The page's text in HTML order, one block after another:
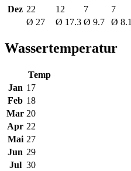
Dez 22 12 7
7
Ø 27
Ø 17.3 Ø 9.7 Ø 8.1
Wassertemperatur
Temp
Jan 17
Feb 18
Mar 20
Apr 22
Mai 27
Jun 29
Jul 30